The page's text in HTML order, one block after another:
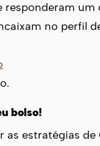
responderam
no perfil
bolso!
as estratégias de